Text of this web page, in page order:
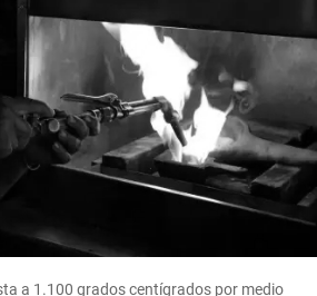
a 1.100 grados centígrados por medio